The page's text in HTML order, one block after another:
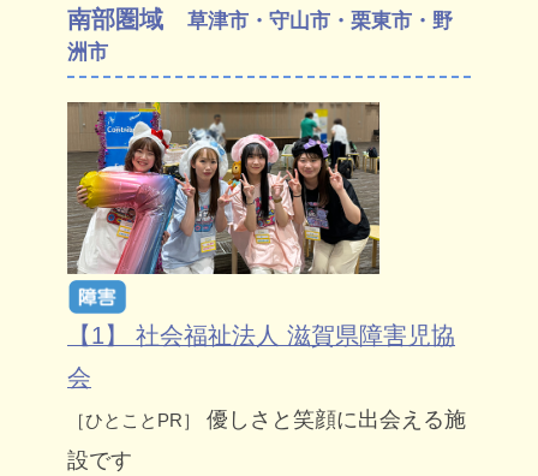
南部圏域 草津市・守山市・栗東市・野
洲市
【1】 社会福祉法人 滋賀県障害児協
会
［ひとことPR］
優しさと笑顔に出会える施
設です